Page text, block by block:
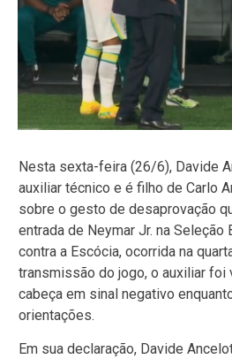
Nesta sexta-feira (26/6), Davide
auxiliar técnico e é filho de Carlo
sobre o gesto de desaprovação
entrada de Neymar Jr. na Seleção
contra a Escócia, ocorrida na
transmissão do jogo, o auxiliar foi
cabeça em sinal negativo
orientações.
Em sua declaração, Davide